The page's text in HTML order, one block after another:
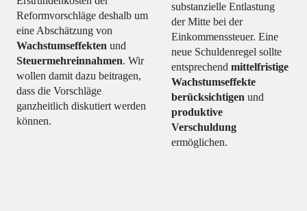
Reformvorschläge deshalb um
eine Abschätzung von
Wachstumseffekten und
Steuermehreinnahmen. Wir
wollen damit dazu beitragen,
dass die Vorschläge
ganzheitlich diskutiert werden
können.
substanzielle Entlastung
der Mitte bei der
Einkommenssteuer. Eine
neue Schuldenregel sollte
entsprechendmittelfristige
Wachstumseffekte
berücksichtigen und
produktive
Verschuldung
ermöglichen.